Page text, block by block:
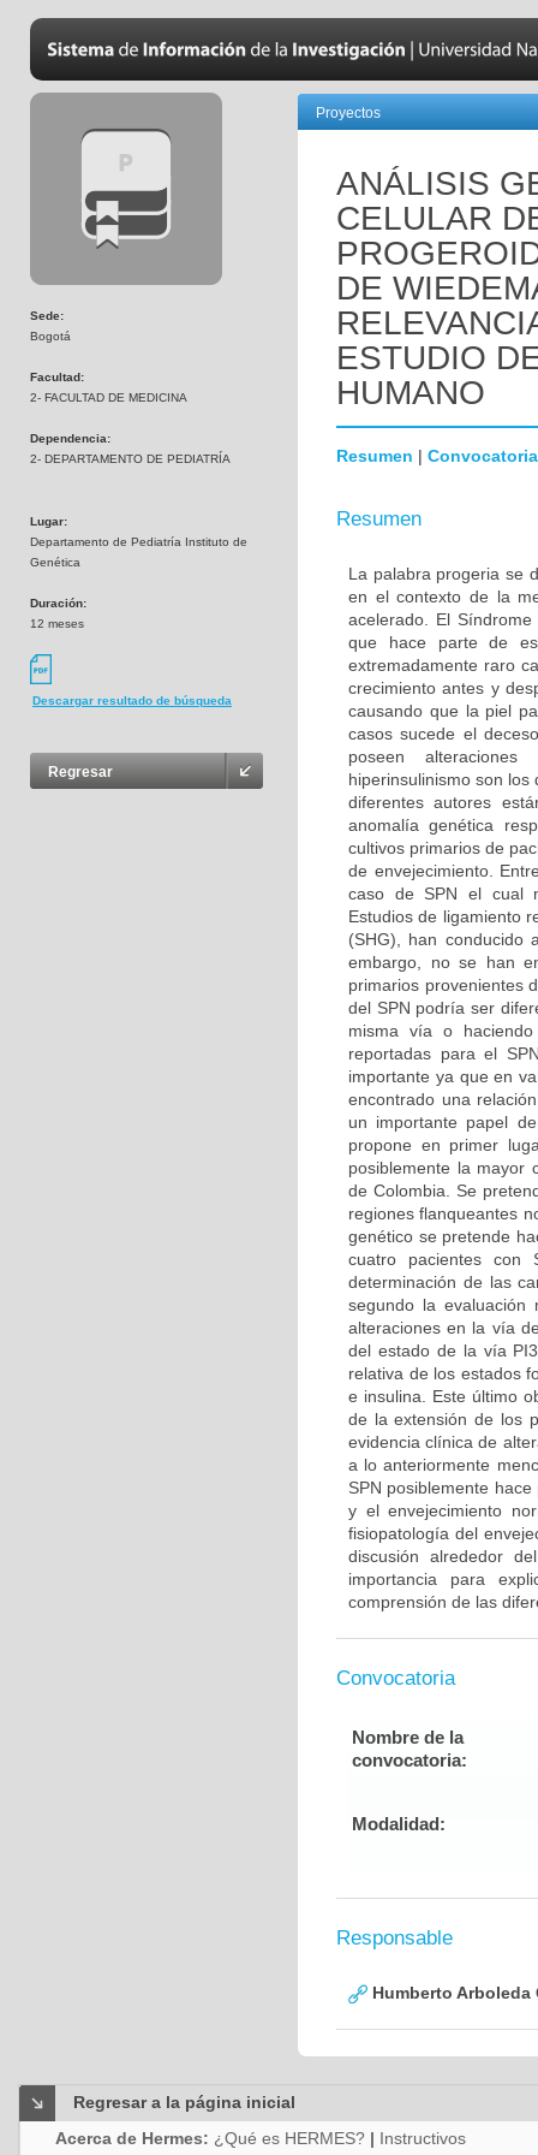
Sede:
Bogotá
Facultad:
2- FACULTAD DE MEDICINA
Dependencia:
2- DEPARTAMENTO DE PEDIATRÍA
Lugar:
Departamento de Pediatría Instituto de
Genética
Duración:
12 meses
Descargar resultado de búsqueda
Regresar
Proyectos
ANÁLISIS
CELULAR
DE
ESTUDIO
HUMANO
Resumen | Convocatoria
Resumen
La palabra progeria se
en el contexto de la
acelerado. El
que hace parte de
extremadamente raro
crecimiento antes y
causando que la piel
casos sucede el
poseen alteraciones
hiperinsulinismo son
diferentes autores
anomalía genética
cultivos primarios de
de envejecimiento.
caso de SPN el cual
Estudios de ligamiento
(SHG), han conducido
embargo, no se han
primarios provenientes
del SPN podría ser
misma vía o
reportadas para el
importante ya que en
encontrado una
un importante papel
propone en primer
posiblemente la mayor
de Colombia. Se
regiones flanqueantes
genético se pretende
cuatro pacientes con
determinación de las
segundo la evaluación
alteraciones en la vía
del estado de la vía
relativa de los estados
e insulina. Este último
de la extensión de los
evidencia clínica de
a lo anteriormente
SPN posiblemente
y el envejecimiento
fisiopatología del
discusión alrededor
importancia para
comprensión de las
Convocatoria
Nombre de la
convocatoria:
Modalidad:
Responsable
Humberto Arboleda
Regresar a la página inicial
Acerca de Hermes: ¿Qué es HERMES? | Instructivos